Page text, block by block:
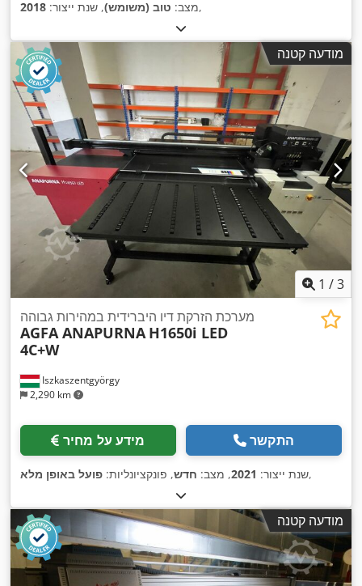
מצב: טוב (משומש), שנת ייצור: 2018 ,
מודעה קטנה
1 /3
Iszkaszentgyörgy
2,290 km
מערכת הזרקת דיו היברידית במהירות גבוהה
AGFA ANAPURNA H1650i LED
4C+W
מידע על מחיר התקשר
שנת ייצור: 2021, מצב: חדש, פונקציונליות: פועל באופן מלא ,
מודעה קטנה